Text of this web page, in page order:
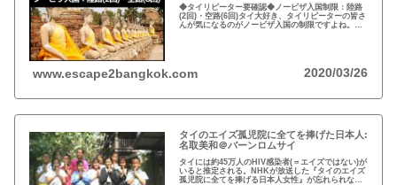
◆タイリピーター要確認◆ノービザ入国制限：陸路
(2回)・空路(6回)タイ大好き、タイリピーターの皆さ
んが気になるのがノービザ入国の制限ですよね。近
www.escape2bangkok.com 2020/03/26
タイのエイズ孤児院に全てを捧げた日本人:
名取美和＠バーンロムサイ
タイには約45万人のHIV感染者(＝エイズではない)が
いると推定される。NHKが放送した『タイのエイズ
孤児院に全てを捧げる日本人女性』が忘れられな